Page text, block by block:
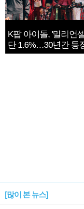
K팝 아이돌, '밀리언
단 1.6%…30년간 등
1182개팀 전수조사
[많이 본 뉴스]